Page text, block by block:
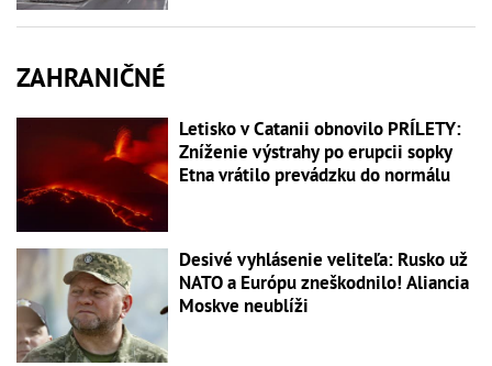
ZAHRANIČNÉ
Letisko v Catanii obnovilo PRÍLETY:
Zníženie výstrahy po erupcii sopky
Etna vrátilo prevádzku do normálu
Desivé vyhlásenie veliteľa: Rusko už
NATO a Európu zneškodnilo! Aliancia
Moskve neublíži